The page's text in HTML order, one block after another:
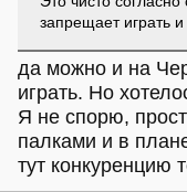
запрещает играть и
да можно и на
играть. Но
Я не спорю,
палками и в
тут конкуренцию